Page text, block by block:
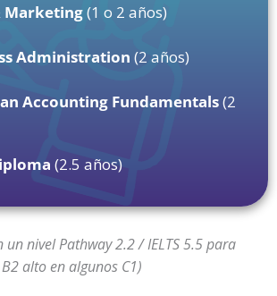
Marketing(1 o 2 años)
Administration (2 años)
Accounting Fundamentals(2
(2.5 años)
nivel Pathway 2.2 / IELTS 5.5 para
alto en algunos C1)